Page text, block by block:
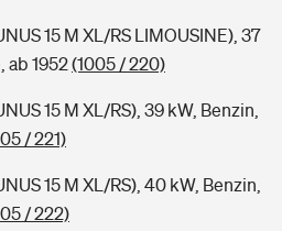
15 M XL/RS LIMOUSINE), 37
ab 1952(1005 / 220)
15 M XL/RS), 39 kW, Benzin,
/ 221)
15 M XL/RS), 40 kW, Benzin,
/ 222)